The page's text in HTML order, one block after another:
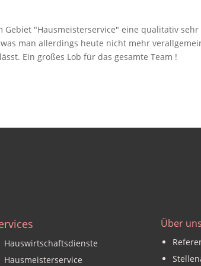
Hauswirtschaftsdienste
Hausmeisterservice
Über uns